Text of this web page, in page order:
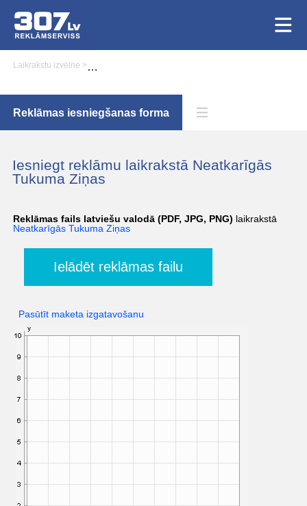
Laikrakstu izvēlne >
Reklāmas iesniegšanas forma
Iesniegt reklāmu laikrakstā Neatkarīgās
Tukuma Ziņas
Reklāmas fails latviešu valodā (PDF, JPG, PNG) laikrakstā
Neatkarīgās Tukuma Ziņas
Ielādēt reklāmas failu
Pasūtīt maketa izgatavošanu